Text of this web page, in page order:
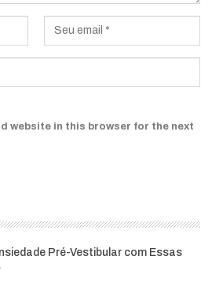
website in this browser for the next
Pré-Vestibular com Essas